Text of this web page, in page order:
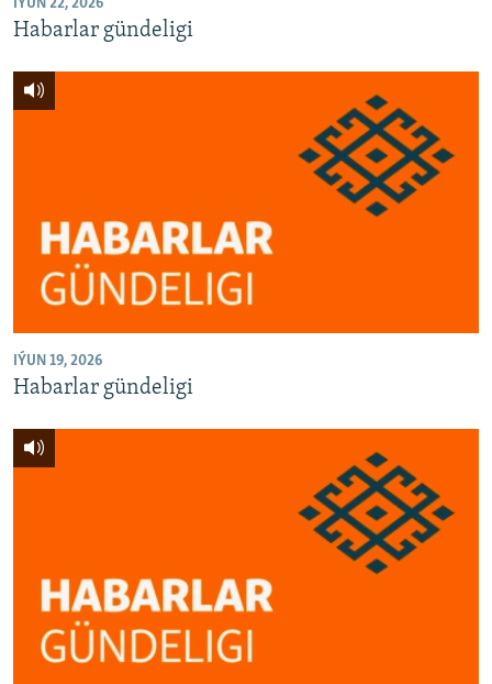
IÝUN 22, 2026
Habarlar gündeligi
IÝUN 19, 2026
Habarlar gündeligi